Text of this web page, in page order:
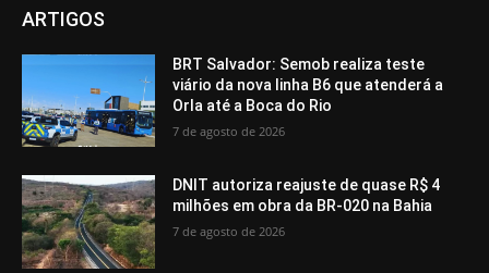
ARTIGOS
BRT Salvador: Semob realiza teste
viário da nova linha B6 que atenderá a
Orla até a Boca do Rio
7 de agosto de 2026
DNIT autoriza reajuste de quase R$ 4
milhões em obra da BR-020 na Bahia
7 de agosto de 2026